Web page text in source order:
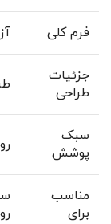
فرم کلی
جزئیات
طراحی
سبک
پوشش
مناسب
برای